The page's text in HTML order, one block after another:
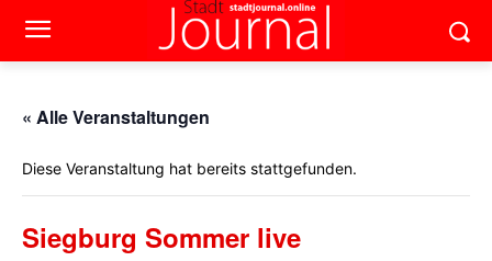
« Alle Veranstaltungen
Diese Veranstaltung hat bereits stattgefunden.
Siegburg Sommer live